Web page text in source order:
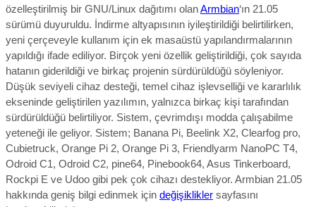
özelleştirilmiş bir GNU/Linux dağıtımı olanArmbian‘ın 21.05
sürümü duyuruldu. İndirme altyapısının iyileştirildiği belirtilirken,
yeni çerçeveyle kullanım için ek masaüstü yapılandırmalarının
yapıldığı ifade ediliyor. Birçok yeni özellik geliştirildiği, çok sayıda
hatanın giderildiği ve birkaç projenin sürdürüldüğü söyleniyor.
Düşük seviyeli cihaz desteği, temel cihaz işlevselliği ve kararlılık
ekseninde geliştirilen yazılımın, yalnızca birkaç kişi tarafından
sürdürüldüğü belirtiliyor. Sistem, çevrimdışı modda çalışabilme
yeteneği ile geliyor. Sistem; Banana Pi, Beelink X2, Clearfog pro,
Cubietruck, Orange Pi 2, Orange Pi 3, Friendlyarm NanoPC T4,
Odroid C1, Odroid C2, pine64, Pinebook64, Asus Tinkerboard,
Rockpi E ve Udoo gibi pek çok cihazı destekliyor. Armbian 21.05
hakkında geniş bilgi edinmek için değişiklikler sayfasını